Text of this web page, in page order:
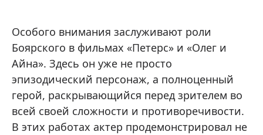
Особого внимания заслуживают роли
Боярского в фильмах «Петерс» и «Олег и
Айна». Здесь он уже не просто
эпизодический персонаж, а полноценный
герой, раскрывающийся перед зрителем во
всей своей сложности и противоречивости.
В этих работах актер продемонстрировал не